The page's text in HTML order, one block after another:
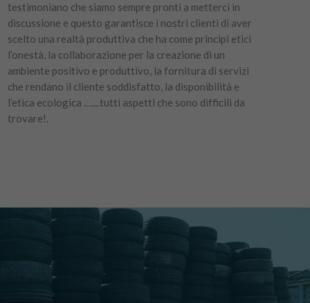
testimoniano che siamo sempre pronti a metterci in
discussione e questo garantisce i nostri clienti di aver
scelto una realtà produttiva che ha come principi etici
l’onestà, la collaborazione per la creazione di un
ambiente positivo e produttivo, la fornitura di servizi
che rendano il cliente soddisfatto, la disponibilità e
l’etica ecologica …....tutti aspetti che sono difficili da
trovare!.